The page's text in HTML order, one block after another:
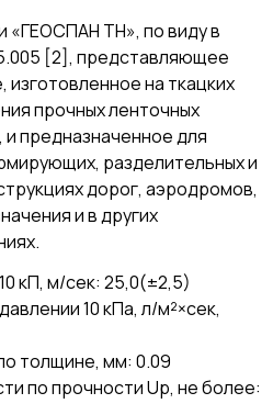
«ГЕОСПАН ТН», по виду в
[2], представляющее
на ткацких
прочных ленточных
предназначенное для
разделительных и
дорог, аэродромов,
и в других
кП, м/сек: 25,0(±2,5)
10 кПа, л/м²×сек,
толщине, мм: 0.09
по прочности Up, не более: